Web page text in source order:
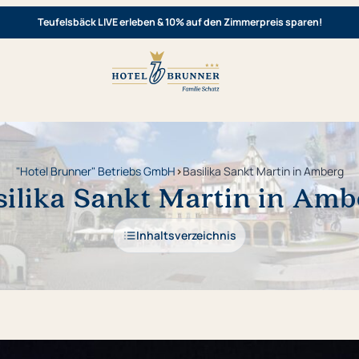
Teufelsbäck LIVE erleben & 10% auf den Zimmerpreis sparen!
"Hotel Brunner" Betriebs GmbH›Basilika Sankt Martin in Amberg
Sankt Martin in
Inhaltsverzeichnis